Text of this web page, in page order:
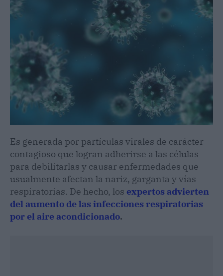
Es generada por partículas virales de carácter
contagioso que logran adherirse a las células
para debilitarlas y causar enfermedades que
usualmente afectan la nariz, garganta y vías
respiratorias. De hecho, los expertos advierten
del aumento de las infecciones respiratorias
por el aire acondicionado.